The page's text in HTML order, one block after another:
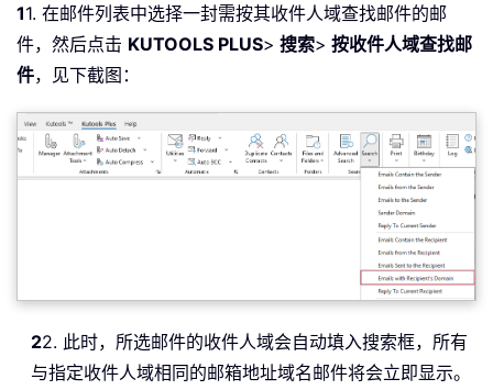
11. 在邮件列表中选择一封需按其收件人域查找邮件的邮
件，然后点击 KUTOOLS PLUS> 搜索> 按收件人域查找邮
件，见下截图：
22. 此时，所选邮件的收件人域会自动填入搜索框，所有
与指定收件人域相同的邮箱地址域名邮件将会立即显示。